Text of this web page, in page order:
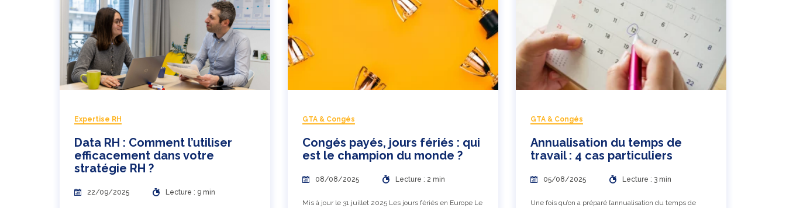
Expertise RH
Data RH : Comment l’utiliser
efficacement dans votre
stratégie RH ?
22/09/2025 Lecture : 9 min
GTA & Congés
Congés payés, jours fériés : qui
est le champion du monde ?
08/08/2025 Lecture : 2 min
Mis à jour le 31 juillet 2025 Les jours fériés en Europe Le
GTA & Congés
Annualisation du temps de
travail : 4 cas particuliers
05/08/2025 Lecture : 3 min
Une fois qu’on a préparé l’annualisation du temps de